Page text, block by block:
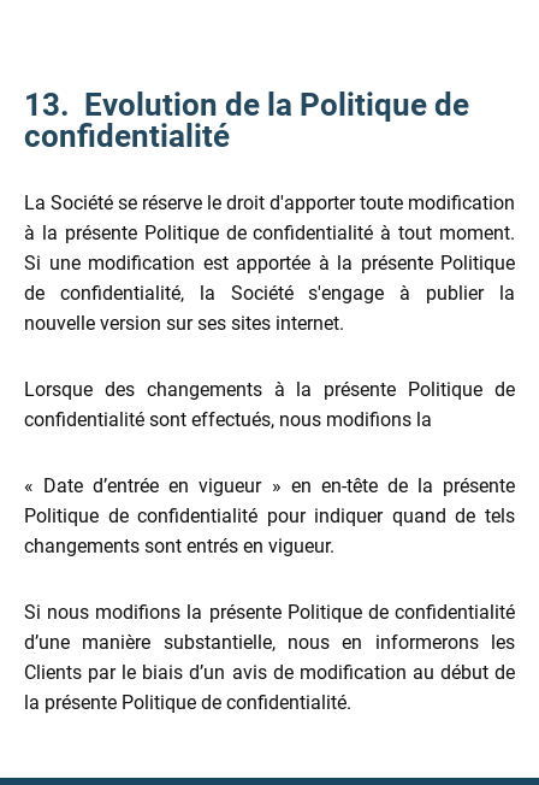
13. Evolution de la Politique de
confidentialité
La Société se réserve le droit d'apporter toute modification
à la présente Politique de confidentialité à tout moment.
Si une modification est apportée à la présente Politique
de confidentialité, la Société s'engage à publier la
nouvelle version sur ses sites internet.
Lorsque des changements à la présente Politique de
confidentialité sont effectués, nous modifions la
« Date d’entrée en vigueur » en en-tête de la présente
Politique de confidentialité pour indiquer quand de tels
changements sont entrés en vigueur.
Si nous modifions la présente Politique de confidentialité
d’une manière substantielle, nous en informerons les
Clients par le biais d’un avis de modification au début de
la présente Politique de confidentialité.